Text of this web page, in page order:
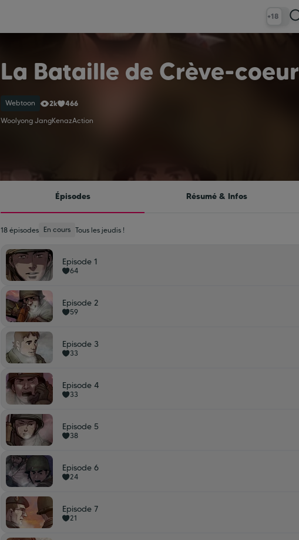
+18
La Bataille de Crève-coeur
Webtoon 2k
466
Woolyong JangKenazAction
Épisodes Résumé & Infos
18 épisodes En cours Tous les jeudis !
Episode 1
64
Episode 2
59
Episode 3
33
Episode 4
33
Episode 5
38
Episode 6
24
Episode 7
21